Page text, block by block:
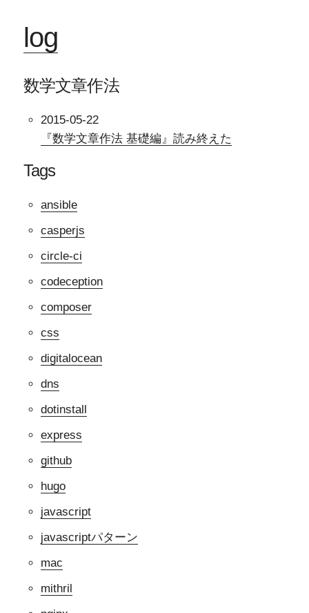
log
数学文章作法
2015-05-22
『数学文章作法 基礎編』読み終えた
Tags
ansible
casperjs
circle-ci
codeception
composer
css
digitalocean
dns
dotinstall
express
github
hugo
javascript
javascriptパターン
mac
mithril